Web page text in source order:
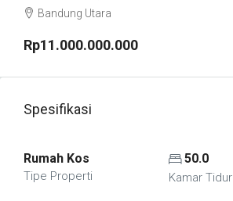
Bandung Utara
Rp11.000.000.000
Spesifikasi
Rumah Kos
Tipe Properti
50.0
Kamar Tidur